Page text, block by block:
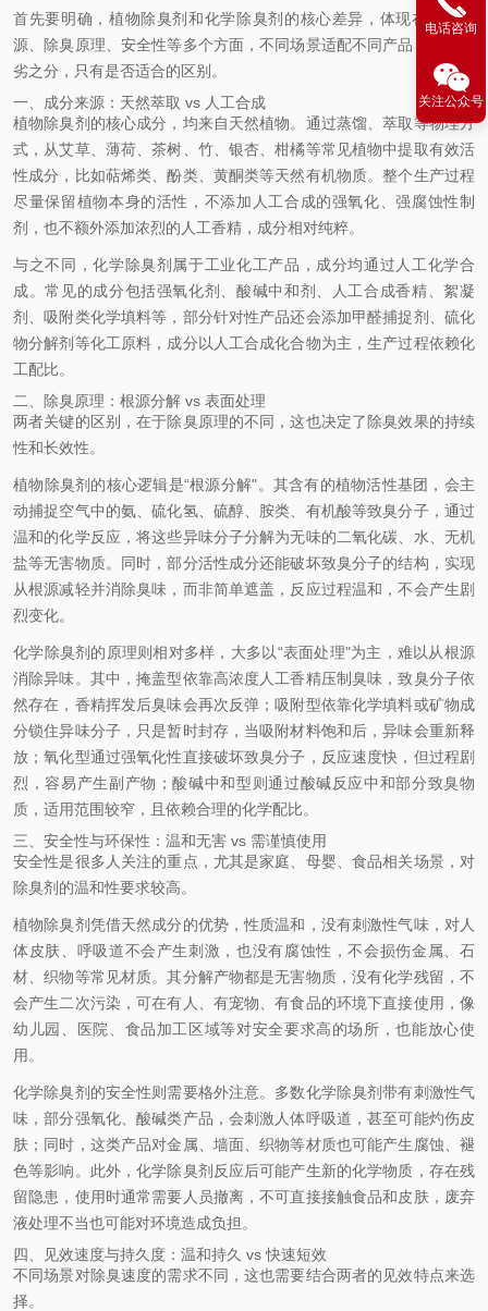
首先要明确，植物除臭剂和化学除臭剂的核心差异，体现在成分来
源、除臭原理、安全性等多个方面，不同场景适配不同产品，没有优
劣之分，只有是否适合的区别。
一、成分来源：天然萃取 vs 人工合成
植物除臭剂的核心成分，均来自天然植物。通过蒸馏、萃取等物理方
式，从艾草、薄荷、茶树、竹、银杏、柑橘等常见植物中提取有效活
性成分，比如萜烯类、酚类、黄酮类等天然有机物质。整个生产过程
尽量保留植物本身的活性，不添加人工合成的强氧化、强腐蚀性制
剂，也不额外添加浓烈的人工香精，成分相对纯粹。
与之不同，化学除臭剂属于工业化工产品，成分均通过人工化学合
成。常见的成分包括强氧化剂、酸碱中和剂、人工合成香精、絮凝
剂、吸附类化学填料等，部分针对性产品还会添加甲醛捕捉剂、硫化
物分解剂等化工原料，成分以人工合成化合物为主，生产过程依赖化
工配比。
二、除臭原理：根源分解 vs 表面处理
两者关键的区别，在于除臭原理的不同，这也决定了除臭效果的持续
性和长效性。
植物除臭剂的核心逻辑是“根源分解"。其含有的植物活性基团，会主
动捕捉空气中的氨、硫化氢、硫醇、胺类、有机酸等致臭分子，通过
温和的化学反应，将这些异味分子分解为无味的二氧化碳、水、无机
盐等无害物质。同时，部分活性成分还能破坏致臭分子的结构，实现
从根源减轻并消除臭味，而非简单遮盖，反应过程温和，不会产生剧
烈变化。
化学除臭剂的原理则相对多样，大多以“表面处理"为主，难以从根源
消除异味。其中，掩盖型依靠高浓度人工香精压制臭味，致臭分子依
然存在，香精挥发后臭味会再次反弹；吸附型依靠化学填料或矿物成
分锁住异味分子，只是暂时封存，当吸附材料饱和后，异味会重新释
放；氧化型通过强氧化性直接破坏致臭分子，反应速度快，但过程剧
烈，容易产生副产物；酸碱中和型则通过酸碱反应中和部分致臭物
质，适用范围较窄，且依赖合理的化学配比。
三、安全性与环保性：温和无害 vs 需谨慎使用
安全性是很多人关注的重点，尤其是家庭、母婴、食品相关场景，对
除臭剂的温和性要求较高。
植物除臭剂凭借天然成分的优势，性质温和，没有刺激性气味，对人
体皮肤、呼吸道不会产生刺激，也没有腐蚀性，不会损伤金属、石
材、织物等常见材质。其分解产物都是无害物质，没有化学残留，不
会产生二次污染，可在有人、有宠物、有食品的环境下直接使用，像
幼儿园、医院、食品加工区域等对安全要求高的场所，也能放心使
用。
化学除臭剂的安全性则需要格外注意。多数化学除臭剂带有刺激性气
味，部分强氧化、酸碱类产品，会刺激人体呼吸道，甚至可能灼伤皮
肤；同时，这类产品对金属、墙面、织物等材质也可能产生腐蚀、褪
色等影响。此外，化学除臭剂反应后可能产生新的化学物质，存在残
留隐患，使用时通常需要人员撤离，不可直接接触食品和皮肤，废弃
液处理不当也可能对环境造成负担。
四、见效速度与持久度：温和持久 vs 快速短效
不同场景对除臭速度的需求不同，这也需要结合两者的见效特点来选
择。
电话咨询
关注公众号